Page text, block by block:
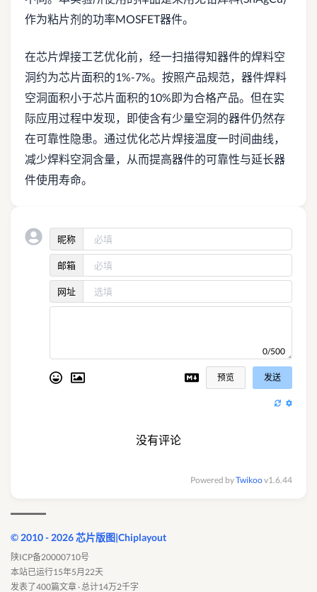
作为粘片剂的功率MOSFET器件。
在芯片焊接工艺优化前，经一扫描得知器件的焊料空
洞约为芯片面积的1%-7%。按照产品规范，器件焊料
空洞面积小于芯片面积的10%即为合格产品。但在实
际应用过程中发现，即使含有少量空洞的器件仍然存
在可靠性隐患。通过优化芯片焊接温度一时间曲线，
减少焊料空洞含量，从而提高器件的可靠性与延长器
件使用寿命。
昵称
邮箱
网址
0/500
预览 发送
没有评论
Powered byTwikoov1.6.44
© 2010 - 2026 芯片版图|Chiplayout
陕ICP备20000710号
本站已运行15年5月22天
发表了400篇文章 · 总计14万2千字